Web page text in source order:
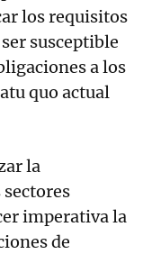
los requisitos
susceptible
a los
quo actual
la
imperativa la
de